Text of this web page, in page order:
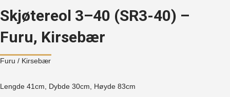
Skjøtereol 3–40 (SR3-40) –
Furu, Kirsebær
Furu / Kirsebær
Lengde 41cm, Dybde 30cm, Høyde 83cm